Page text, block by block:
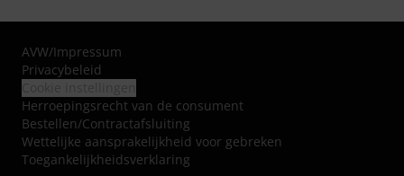
AVW/Impressum
Privacybeleid
Herroepingsrecht van de consument
Bestellen/Contractafsluiting
Wettelijke aansprakelijkheid voor gebreken
Toegankelijkheidsverklaring